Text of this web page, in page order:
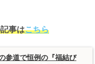
事はこちら
参道で恒例の『福結び